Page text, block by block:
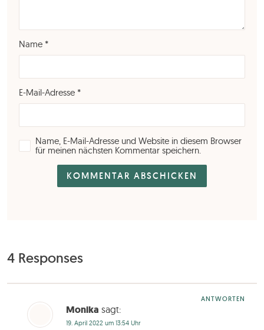
4 Responses
Monika sagt:
19. April 2022 um 13:54 Uhr
ANTWORTEN
Name *
E-Mail-Adresse *
Name, E-Mail-Adresse und Website in diesem Browser
für meinen nächsten Kommentar speichern.